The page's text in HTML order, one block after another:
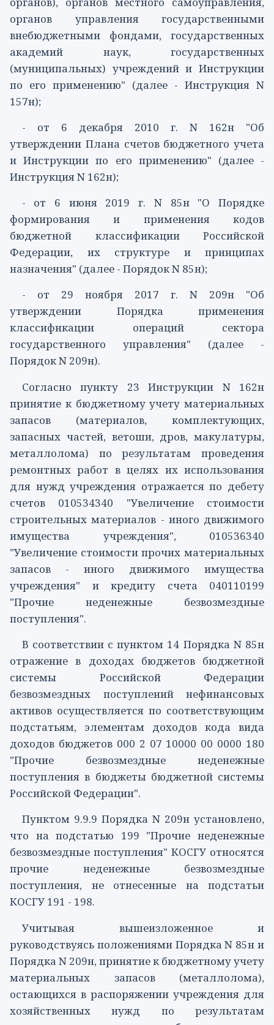
органов управления государственными
внебюджетными фондами, государственных
академий наук, государственных
(муниципальных) учреждений и Инструкции
по его применению" (далее - Инструкция N
157н);
- от 6 декабря 2010 г. N 162н"Об
утверждении Плана счетов бюджетного учета
и Инструкции по его применению" (далее -
Инструкция N 162н);
- от 6 июня 2019 г. N 85н"О Порядке
формирования и применения кодов
бюджетной классификации Российской
Федерации, их структуре и принципах
назначения" (далее - Порядок N 85н);
- от 29 ноября 2017 г. N 209н"Об
утверждении Порядка применения
классификации операций сектора
государственного управления" (далее -
Порядок N 209н).
Согласнопункту 23 Инструкции N 162н
принятие к бюджетному учету материальных
запасов (материалов, комплектующих,
запасных частей, ветоши, дров, макулатуры,
металлолома) по результатам проведения
ремонтных работ в целях их использования
для нужд учреждения отражается по дебету
счетов 010534340 "Увеличение стоимости
строительных материалов - иного движимого
имущества учреждения", 010536340
"Увеличение стоимости прочих материальных
запасов - иного движимого имущества
учреждения" и кредиту счета 040110199
"Прочие неденежные безвозмездные
поступления".
В соответствии спунктом 14 Порядка N 85н
отражение в доходах бюджетов бюджетной
системы Российской Федерации
безвозмездных поступлений нефинансовых
активов осуществляется по соответствующим
подстатьям, элементам доходов кода вида
доходов бюджетов 000 2 07 10000 00 0000 180
"Прочие безвозмездные неденежные
поступления в бюджеты бюджетной системы
Российской Федерации".
Пунктом 9.9.9 Порядка N 209н установлено,
что наподстатью 199 "Прочие неденежные
безвозмездные поступления" КОСГУ относятся
прочие неденежные безвозмездные
поступления, не отнесенные на подстатьи
КОСГУ 191 - 198.
Учитывая вышеизложенное и
руководствуясь положениями Порядка N 85н и
Порядка N 209н, принятие к бюджетному учету
материальных запасов (металлолома),
остающихся в распоряжении учреждения для
хозяйственных нужд по результатам